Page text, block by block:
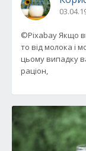
©Pixabay Якщо
то від молока і
цьому випадку
раціон,